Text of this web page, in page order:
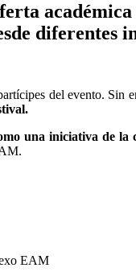
diferentes
del evento. Sin
una iniciativa de
EAM